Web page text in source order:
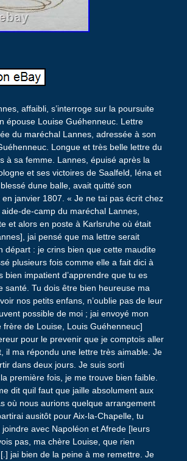
affaibli, s’interroge sur la poursuite
épouse Louise Guéhenneuc. Lettre
du maréchal Lannes, adressée à son
Longue et très belle lettre du
à sa femme. Lannes, épuisé après la
et ses victoires de Saalfeld, Iéna et
dune balle, avait quitté son
janvier 1807. « Je ne tai pas écrit chez
de-camp du maréchal Lannes,
et alors en poste à Karlsruhe où était
jai pensé que ma lettre serait
départ : je crins bien que cette maudite
plusieurs fois comme elle a fait dici à
bien impatient d’apprendre que tu es
santé. Tu dois être bien heureuse ma
nos petits enfans, n’oublie pas de leur
possible de moi ; jai envoyé mon
frère de Louise, Louis Guéhenneuc]
pour le prevenir que je comptois aller
il ma répondu une lettre très aimable. Je
dans deux jours. Je suis sorti
première fois, je me trouve bien faible.
dit quil faut que jaille absolument aux
où nous aurions quelque arrangement
ausitôt pour Aix-la-Chapelle, tu
avec Napoléon et Afrede [leurs
pas, ma chère Louise, que rien
jai bien de la peine à me remettre. Je